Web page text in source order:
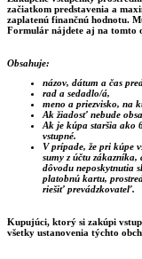
začiatkom predstavenia a
zaplatenú finančnú hodnotu.
Formulár nájdete aj na tomto
Obsahuje:
názov, dátum a čas
rad a sedadlo/á,
meno a priezvisko, na
Ak žiadosť nebude
Ak je kúpa staršia ako
vstupné.
V prípade, že pri kúpe
sumy z účtu zákazníka,
dôvodu neposkytnutia
platobnú kartu,
riešiť prevádzkovateľ.
Kupujúci, ktorý si zakúpi
všetky ustanovenia týchto